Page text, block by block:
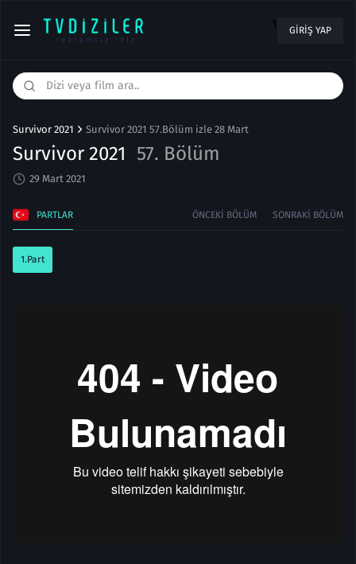
1 GIRIŞ YAP
Survivor 2021 Survivor 2021 57.Bölüm izle 28 Mart
Survivor 2021 57. Bölüm
29 Mart 2021
PARTLAR ÖNCEKI BÖLÜM SONRAKI BÖLÜM
1.Part